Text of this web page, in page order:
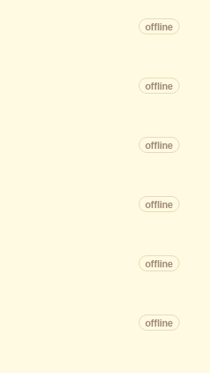
offline
offline
offline
offline
offline
offline